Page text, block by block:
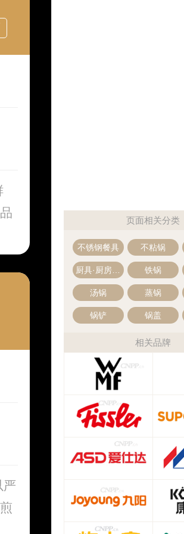
严
页面相关分类
不锈钢餐具 不粘锅
铁锅
汤锅 蒸锅
锅铲 锅盖
相关品牌